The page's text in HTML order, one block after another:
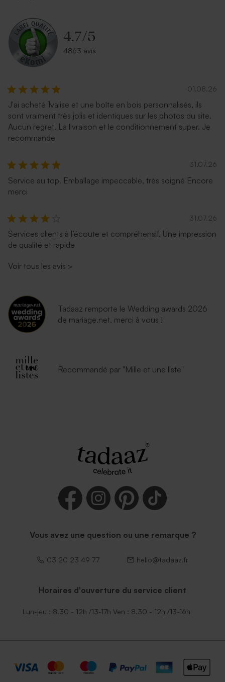
4.7/5
4863 avis
01.08.26
J'ai acheté 1valise et une boîte en bois personnalisés, ils
sont vraiment très jolis et identiques sur les photos du site.
Aucun regret. La livraison et le conditionnement super. Je
recommande
31.07.26
Service au top. Emballage impeccable, très soigné Encore
merci
31.07.26
Services clients à l’écoute et compréhensif. Une impression
de qualité et rapide
Voir tous les avis >
Tadaaz remporte le Wedding awards 2026
de mariage.net, merci à vous !
Recommandé par "Mille et une liste"
Vous avez une question ou une remarque ?
03 20 23 49 77 hello@tadaaz.fr
Horaires d'ouverture du service client
Lun-jeu : 8.30 - 12h /13-17h Ven : 8.30 - 12h /13-16h